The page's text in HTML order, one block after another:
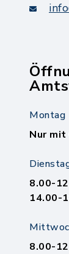
Montag
Nur
8.00-
14.00-
8.00-